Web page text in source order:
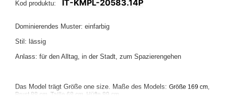
Kod produktu: IT-KMPL-20583.14P
Dominierendes Muster: einfarbig
Stil: lässig
Anlass: für den Alltag, in der Stadt, zum Spazierengehen
Das Model trägt Größe one size. Maße des Models: Größe 169 cm,
Brust 88 cm, Taille 68 cm, Hüfte 89 cm